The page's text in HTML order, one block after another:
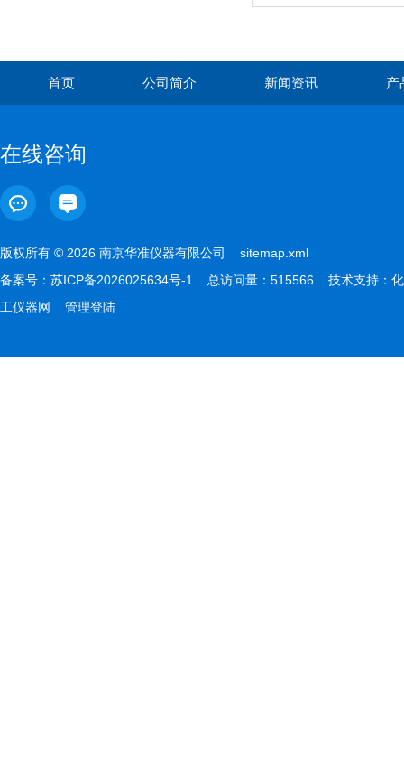
首页 公司简介 新闻资讯 产
在线咨询
版权所有 © 2026 南京华准仪器有限公司 sitemap.xml
备案号： 苏ICP备2026025634号-1 总访问量：515566 技术支持： 化
工仪器网
管理登陆